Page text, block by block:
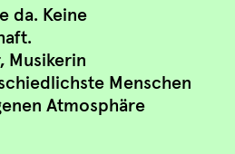
da. Keine
Musikerin
Menschen
Atmosphäre